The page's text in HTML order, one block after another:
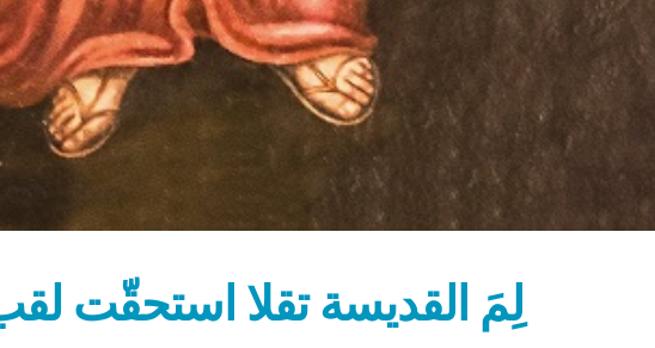
لِمَ القديسة تقلا استحقّت